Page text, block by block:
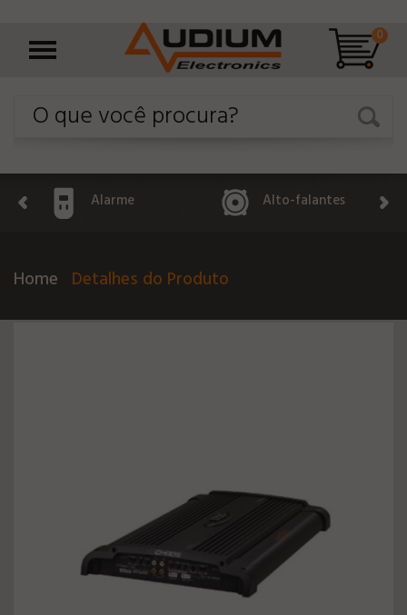
0
Alarme Alto-falantes
Home Detalhes do Produto